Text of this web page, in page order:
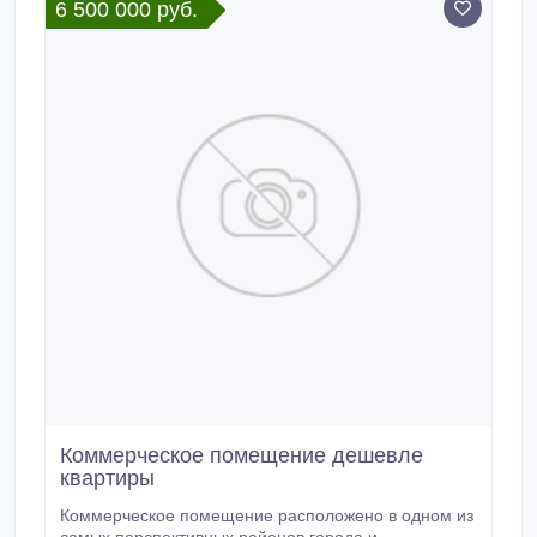
6 500 000 руб.
Коммерческое помещение дешевле
квартиры
Коммерческое помещение расположено в одном из